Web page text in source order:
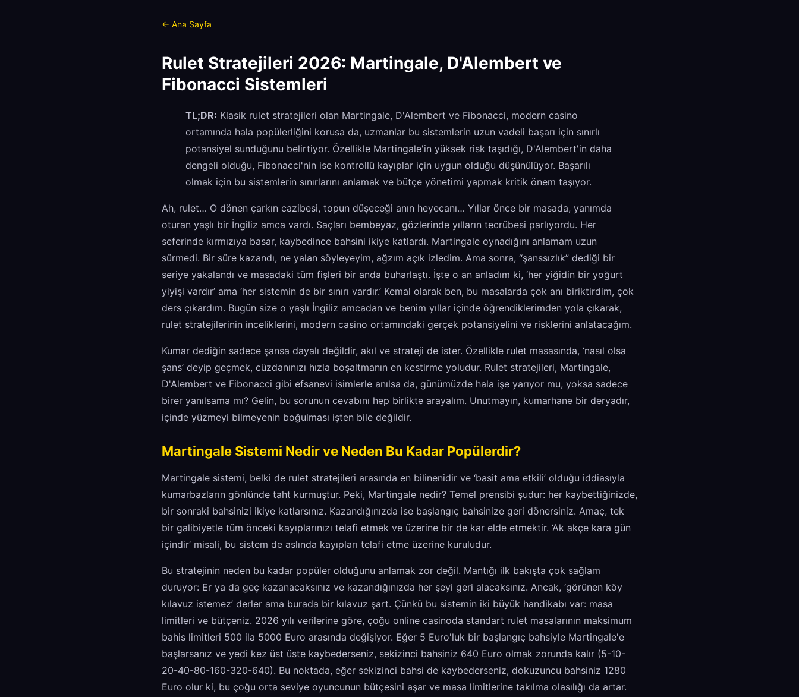
← Ana Sayfa
Rulet Stratejileri 2026: Martingale, D'Alembert ve
Fibonacci Sistemleri
TL;DR: Klasik rulet stratejileri olan Martingale, D'Alembert ve Fibonacci, modern casino
ortamında hala popülerliğini korusa da, uzmanlar bu sistemlerin uzun vadeli başarı için sınırlı
potansiyel sunduğunu belirtiyor. Özellikle Martingale'in yüksek risk taşıdığı, D'Alembert'in daha
dengeli olduğu, Fibonacci'nin ise kontrollü kayıplar için uygun olduğu düşünülüyor. Başarılı
olmak için bu sistemlerin sınırlarını anlamak ve bütçe yönetimi yapmak kritik önem taşıyor.
Ah, rulet… O dönen çarkın cazibesi, topun düşeceği anın heyecanı… Yıllar önce bir masada, yanımda
oturan yaşlı bir İngiliz amca vardı. Saçları bembeyaz, gözlerinde yılların tecrübesi parlıyordu. Her
seferinde kırmızıya basar, kaybedince bahsini ikiye katlardı. Martingale oynadığını anlamam uzun
sürmedi. Bir süre kazandı, ne yalan söyleyeyim, ağzım açık izledim. Ama sonra, “şanssızlık” dediği bir
seriye yakalandı ve masadaki tüm fişleri bir anda buharlaştı. İşte o an anladım ki, ‘her yiğidin bir yoğurt
yiyişi vardır’ ama ‘her sistemin de bir sınırı vardır.’ Kemal olarak ben, bu masalarda çok anı biriktirdim, çok
ders çıkardım. Bugün size o yaşlı İngiliz amcadan ve benim yıllar içinde öğrendiklerimden yola çıkarak,
rulet stratejilerinin inceliklerini, modern casino ortamındaki gerçek potansiyelini ve risklerini anlatacağım.
Kumar dediğin sadece şansa dayalı değildir, akıl ve strateji de ister. Özellikle rulet masasında, ‘nasıl olsa
şans’ deyip geçmek, cüzdanınızı hızla boşaltmanın en kestirme yoludur. Rulet stratejileri, Martingale,
D'Alembert ve Fibonacci gibi efsanevi isimlerle anılsa da, günümüzde hala işe yarıyor mu, yoksa sadece
birer yanılsama mı? Gelin, bu sorunun cevabını hep birlikte arayalım. Unutmayın, kumarhane bir deryadır,
içinde yüzmeyi bilmeyenin boğulması işten bile değildir.
Martingale Sistemi Nedir ve Neden Bu Kadar Popülerdir?
Martingale sistemi, belki de rulet stratejileri arasında en bilinenidir ve ‘basit ama etkili’ olduğu iddiasıyla
kumarbazların gönlünde taht kurmuştur. Peki, Martingale nedir? Temel prensibi şudur: her kaybettiğinizde,
bir sonraki bahsinizi ikiye katlarsınız. Kazandığınızda ise başlangıç bahsinize geri dönersiniz. Amaç, tek
bir galibiyetle tüm önceki kayıplarınızı telafi etmek ve üzerine bir de kar elde etmektir. ‘Ak akçe kara gün
içindir’ misali, bu sistem de aslında kayıpları telafi etme üzerine kuruludur.
Bu stratejinin neden bu kadar popüler olduğunu anlamak zor değil. Mantığı ilk bakışta çok sağlam
duruyor: Er ya da geç kazanacaksınız ve kazandığınızda her şeyi geri alacaksınız. Ancak, ‘görünen köy
kılavuz istemez’ derler ama burada bir kılavuz şart. Çünkü bu sistemin iki büyük handikabı var: masa
limitleri ve bütçeniz. 2026 yılı verilerine göre, çoğu online casinoda standart rulet masalarının maksimum
bahis limitleri 500 ila 5000 Euro arasında değişiyor. Eğer 5 Euro'luk bir başlangıç bahsiyle Martingale'e
başlarsanız ve yedi kez üst üste kaybederseniz, sekizinci bahsiniz 640 Euro olmak zorunda kalır (5-10-
20-40-80-160-320-640). Bu noktada, eğer sekizinci bahsi de kaybederseniz, dokuzuncu bahsiniz 1280
Euro olur ki, bu çoğu orta seviye oyuncunun bütçesini aşar ve masa limitlerine takılma olasılığı da artar.